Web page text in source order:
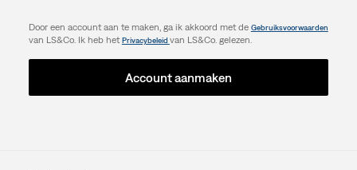
Door een account aan te maken, ga ik akkoord met de Gebruiksvoorwaarden
van LS&Co. Ik heb hetPrivacybeleid van LS&Co. gelezen.
Account aanmaken